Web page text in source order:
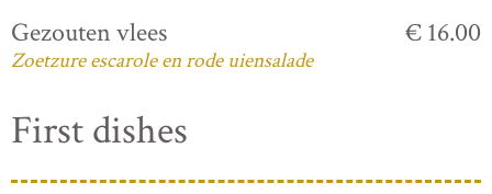
Gezouten vlees
Zoetzure escarole en rode uiensalade
€ 16.00
First dishes